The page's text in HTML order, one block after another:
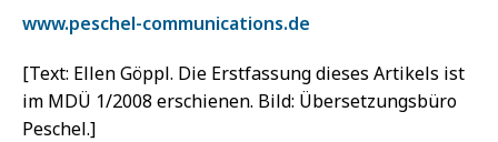
www.peschel-communications.de
[Text: Ellen Göppl. Die Erstfassung dieses Artikels ist
im MDÜ 1/2008 erschienen. Bild: Übersetzungsbüro
Peschel.]